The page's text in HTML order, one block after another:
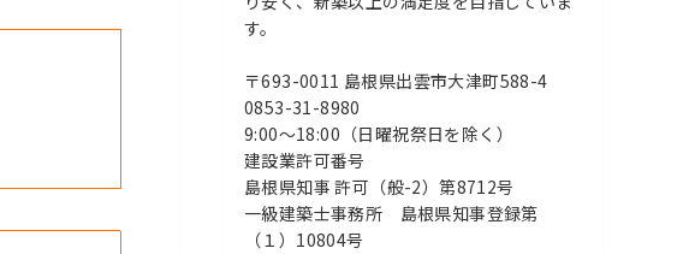
す。
〒693-0011 島根県出雲市大津町588-4
0853-31-8980
9:00〜18:00（日曜祝祭日を除く）
建設業許可番号
島根県知事 許可（般-2）第8712号
一級建築士事務所 島根県知事登録第
（１）10804号